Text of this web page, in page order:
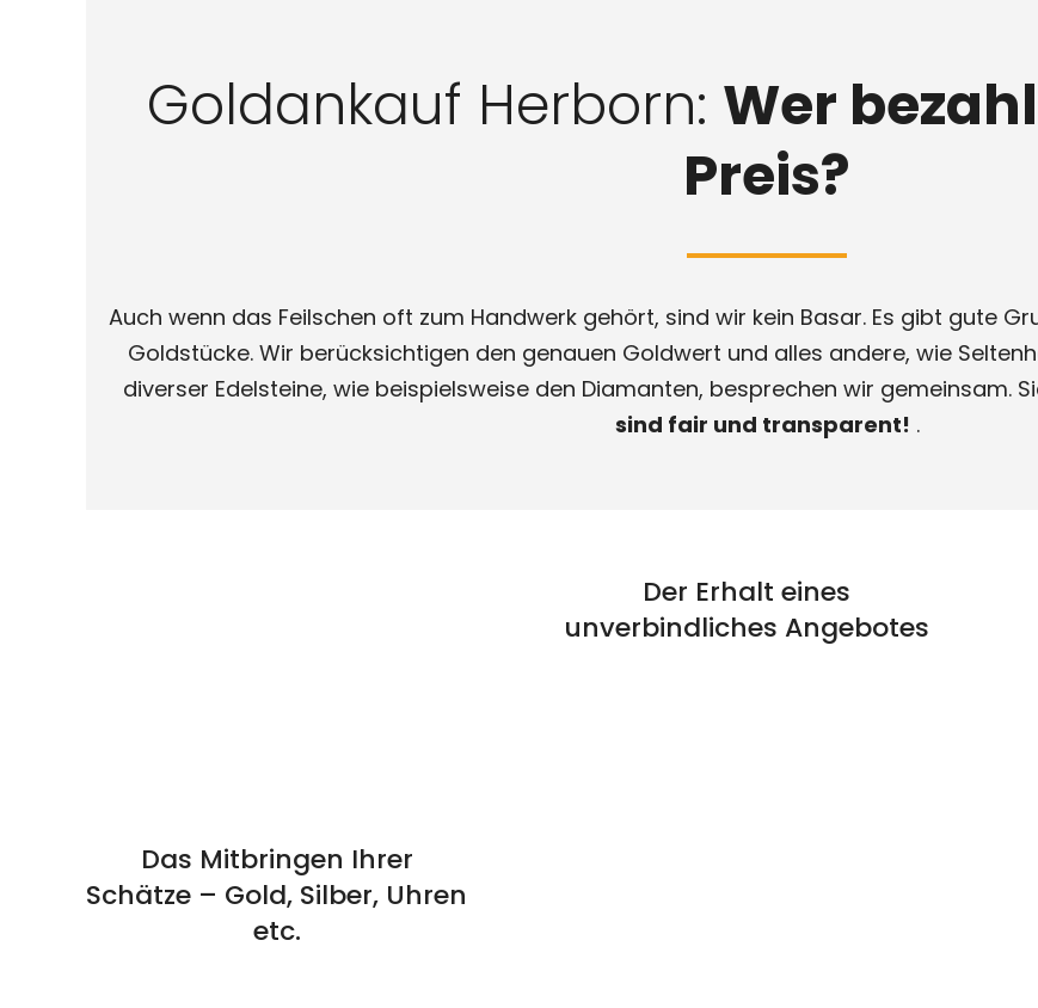
Goldankauf Herborn: Wer
Preis?
Auch wenn das Feilschen oft zum Handwerk gehört, sind wir kein Basar. Es gibt gute
Goldstücke. Wir berücksichtigen den genauen Goldwert und alles andere, wie
diverser Edelsteine, wie beispielsweise den Diamanten, besprechen wir gemeinsam.
sind fair und transparent! .
Das Mitbringen Ihrer
Schätze – Gold, Silber, Uhren
etc.
Der Erhalt eines
unverbindliches Angebotes